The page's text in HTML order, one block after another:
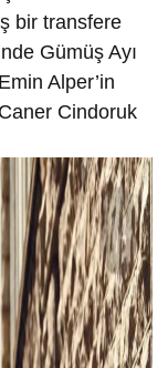
bir transfere
Gümüş Ayı
Alper’in
Cindoruk